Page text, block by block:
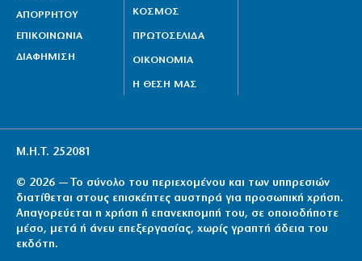
ΑΠΟΡΡΗΤΟΥ
ΕΠΙΚΟΙΝΩΝΙΑ
ΔΙΑΦΗΜΙΣΗ
ΚΟΣΜΟΣ
ΠΡΩΤΟΣΕΛΙΔΑ
ΟΙΚΟΝΟΜΙΑ
Η ΘΕΣΗ ΜΑΣ
Μ.Η.Τ. 252081
© 2026 — Το σύνολο του περιεχομένου και των υπηρεσιών
διατίθεται στους επισκέπτες αυστηρά για προσωπική χρήση.
Απαγορεύεται η χρήση ή επανεκπομπή του, σε οποιοδήποτε
μέσο, μετά ή άνευ επεξεργασίας, χωρίς γραπτή άδεια του
εκδότη.